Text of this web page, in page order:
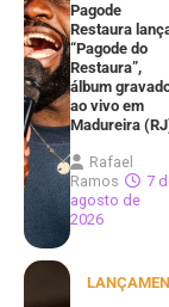
Pagode
Restaura
“Pagode do
Restaura”,
álbum
ao vivo em
Madureira
Rafael
Ramos
7
agosto de
2026